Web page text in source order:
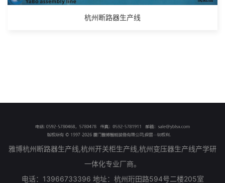
杭州断路器生产线
雅博杭州断路器生产线,杭州开关柜生产线,杭州变压器生产线产学研
一体化专业厂商。
电话：13966733396 地址：杭州珩田路594号二楼205室